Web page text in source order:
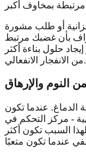
أو طلب مشورة
بأن غضبك مرتبط
حلول بناءة أكثر
من الانفجار الانفعالي.
الدماغ. عندما تكون
- مركز التحكم في
السبب تكون أكثر